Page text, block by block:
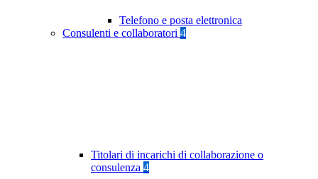
Telefono e posta elettronica
Consulenti e collaboratori 4
Titolari di incarichi di collaborazione o
consulenza 4